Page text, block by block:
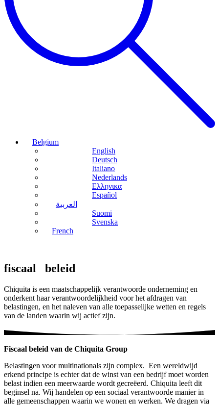
Belgium
English
Deutsch
Italiano
Nederlands
Ελληνικα
Español
العربية
Suomi
Svenska
French
fiscaal beleid
Chiquita is een maatschappelijk verantwoorde onderneming en
onderkent haar verantwoordelijkheid voor het afdragen van
belastingen, en het naleven van alle toepasselijke wetten en regels
van de landen waarin wij actief zijn.
Fiscaal beleid van de Chiquita Group
Belastingen voor multinationals zijn complex. Een wereldwijd
erkend principe is echter dat de winst van een bedrijf moet worden
belast indien een meerwaarde wordt gecreëerd. Chiquita leeft dit
beginsel na. Wij handelen op een sociaal verantwoorde manier in
alle gemeenschappen waarin we wonen en werken. We dragen via